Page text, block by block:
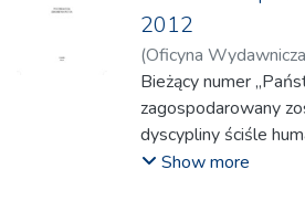
2012
(Oficyna
Kazimierz;Pekaniec,
Stanisław;
Marta;Wojniak,
Vall, Marta;Walecka-
Bieżący numer
zagospodarowany
dyscypliny ściśle
fiozofię, pedagogikę,
Show more